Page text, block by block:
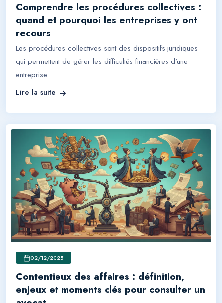
Comprendre les procédures collectives :
quand et pourquoi les entreprises y ont
recours
Les procédures collectives sont des dispositifs juridiques
qui permettent de gérer les difficultés financières d’une
entreprise.
Lire la suite
02/12/2025
Contentieux des affaires : définition,
enjeux et moments clés pour consulter un